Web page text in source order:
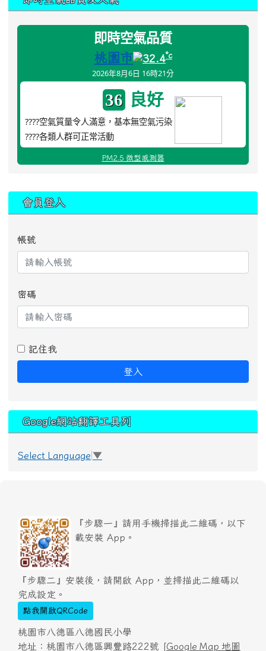
即時空氣品質
桃園市 32.4°c
2026年8月6日 16時21分
36 良好
????空氣質量令人滿意，基本無空氣污染
????各類人群可正常活動
PM2.5 微型感測器
會員登入
帳號
密碼
記住我
登入
Google網站翻譯工具列
Select Language ▼
『步驟一』請用手機掃描此二維碼，以下
載安裝 App。
『步驟二』安裝後，請開啟 App，並掃描此二維碼以
完成設定。
點我開啟QRCode
桃園市八德區八德國民小學
地址：桃園市八德區興豐路222號 [Google Map 地圖